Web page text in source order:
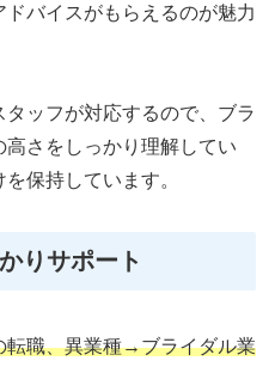
バイスがもらえるのが魅力
ッフが対応するので、ブラ
さをしっかり理解してい
保持しています。
りサポート
職、異業種→ブライダル業